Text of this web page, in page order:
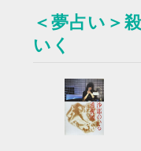
＜夢占い＞
いく